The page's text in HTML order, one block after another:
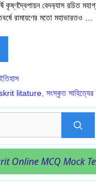
কৃষ্ণদ্বৈপায়ন বেদব‍্যাস রচিত
রামায়ণের মতো মহাভারতও …
litature ,সংস্কৃত সাহিত্যের
Online MCQ Mock